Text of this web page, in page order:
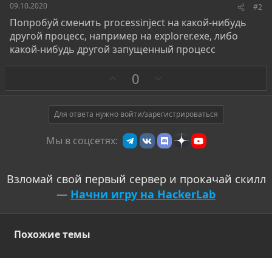
09.10.2020
#2
Попробуй сменить processinject на какой-нибудь
другой процесс, например на explorer.exe, либо
какой-нибудь другой запущенный процесс
а
0
р
о
т
и
в
Для ответа нужно войти/зарегистрироваться
Мы в соцсетях:
Взломай свой первый сервер и прокачай скилл
— Начни игру на HackerLab
Похожие темы